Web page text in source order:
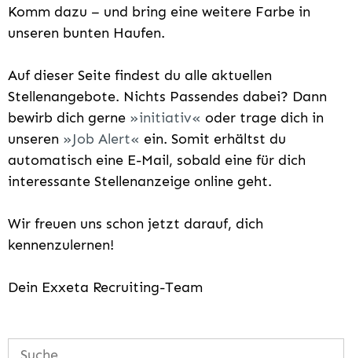
Komm dazu – und bring eine weitere Farbe in
unseren bunten Haufen.
Auf dieser Seite findest du alle aktuellen
Stellenangebote. Nichts Passendes dabei? Dann
bewirb dich gerne
initiativ
oder trage dich in
unseren
Job Alert
ein. Somit erhältst du
automatisch eine E-Mail, sobald eine für dich
interessante Stellenanzeige online geht.
Wir freuen uns schon jetzt darauf, dich
kennenzulernen!
Dein Exxeta Recruiting-Team